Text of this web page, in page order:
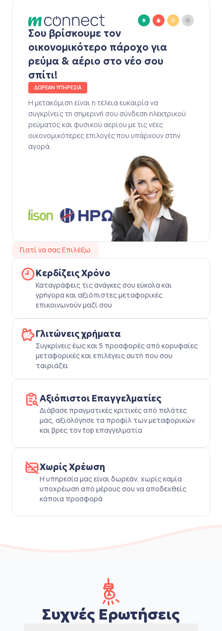
Σου βρίσκουμε τον
οικονομικότερο πάροχο για
ρεύμα & αέριο στο νέο σου
σπίτι!
ΔΩΡΕΑΝ ΥΠΗΡΕΣΙΑ
Η μετακόμιση είναι η τέλεια ευκαιρία να
συγκρίνεις τη σημερινή σου σύνδεση ηλεκτρικού
ρεύματος και φυσικού αερίου με τις νέες
οικονομικότερες επιλογές που υπάρχουν στην
αγορά.
Γιατί να σας Επιλέξω
Κερδίζεις Χρόνο
Καταγράφεις τις ανάγκες σου εύκολα και
γρήγορα και αξιόπιστες μεταφορικές
επικοινωνούν μαζί σου
Γλιτώνεις χρήματα
Συγκρίνεις έως και 5 προσφορές από κορυφαίες
μεταφορικές και επιλέγεις αυτή που σου
ταιριάζει
Αξιόπιστοι Επαγγελματίες
Διάβασε πραγματικές κριτικές από πελάτες
μας, αξιολόγησε τα προφίλ των μεταφορικών
και βρες τον top επαγγελματία
Χωρίς Χρέωση
Η υπηρεσία μας είναι δωρεάν, χωρίς καμία
υποχρέωση από μέρους σου να αποδεχθείς
κάποια προσφορά
Συχνές Ερωτήσεις